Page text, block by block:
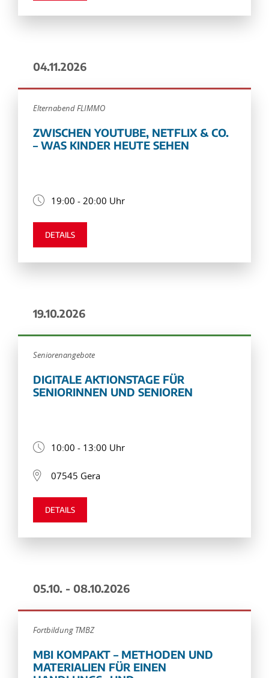
04.11.2026
Elternabend FLIMMO
ZWISCHEN YOUTUBE, NETFLIX & CO.
– WAS KINDER HEUTE SEHEN
19:00 - 20:00 Uhr
DETAILS
19.10.2026
Seniorenangebote
DIGITALE AKTIONSTAGE FÜR
SENIORINNEN UND SENIOREN
10:00 - 13:00 Uhr
07545 Gera
DETAILS
05.10. - 08.10.2026
Fortbildung TMBZ
MBI KOMPAKT – METHODEN UND
MATERIALIEN FÜR EINEN